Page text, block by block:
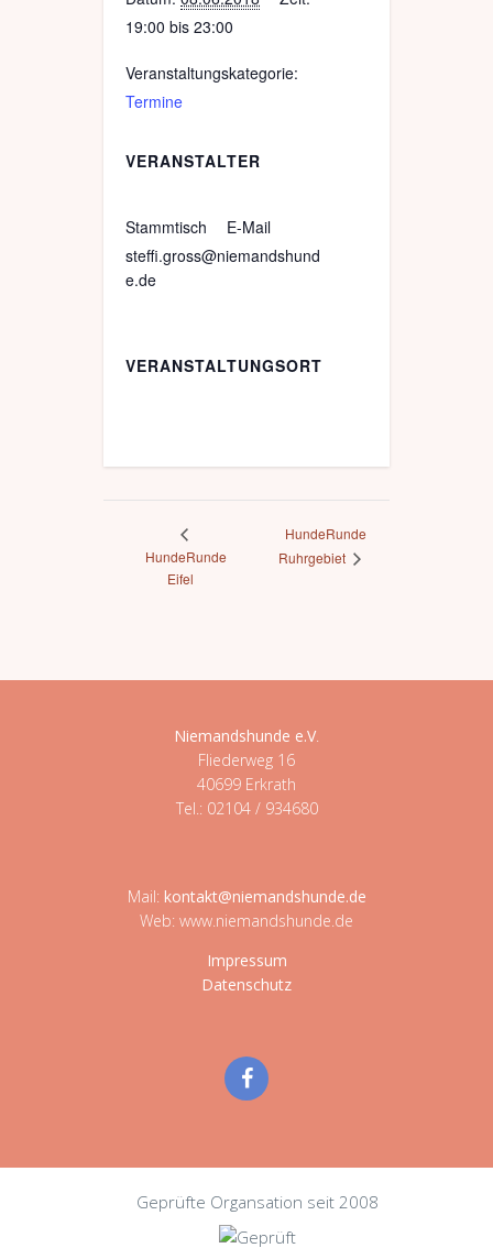
19:00 bis 23:00
Veranstaltungskategorie:
Termine
VERANSTALTER
Stammtisch
E-Mail
steffi.gross@niemandshund
e.de
VERANSTALTUNGSORT
HundeRunde
Eifel
HundeRunde
Ruhrgebiet
Niemandshunde e.V.
Fliederweg 16
40699 Erkrath
Tel.: 02104 / 934680
Mail: kontakt@niemandshunde.de
Web: www.niemandshunde.de
Impressum
Datenschutz
Geprüfte Organsation seit 2008